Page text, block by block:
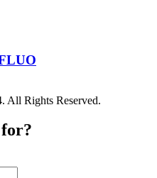
All Rights Reserved.